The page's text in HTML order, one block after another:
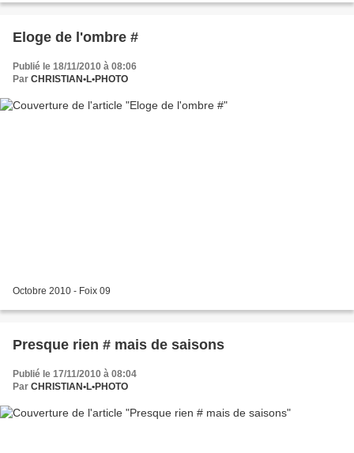
Eloge de l'ombre #
Publié le 18/11/2010 à 08:06
Par CHRISTIAN•L•PHOTO
Octobre 2010 - Foix 09
Presque rien # mais de saisons
Publié le 17/11/2010 à 08:04
Par CHRISTIAN•L•PHOTO